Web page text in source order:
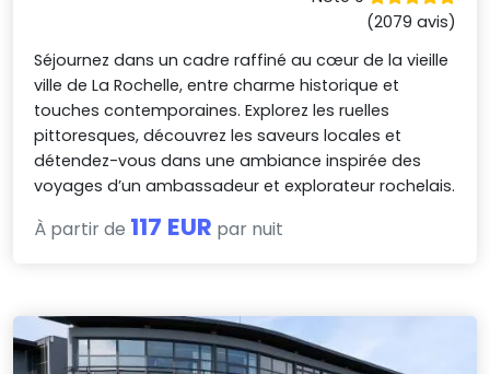
(2079 avis)
Séjournez dans un cadre raffiné au cœur de la vieille
ville de La Rochelle, entre charme historique et
touches contemporaines. Explorez les ruelles
pittoresques, découvrez les saveurs locales et
détendez-vous dans une ambiance inspirée des
voyages d’un ambassadeur et explorateur rochelais.
À partir de 117 EUR par nuit